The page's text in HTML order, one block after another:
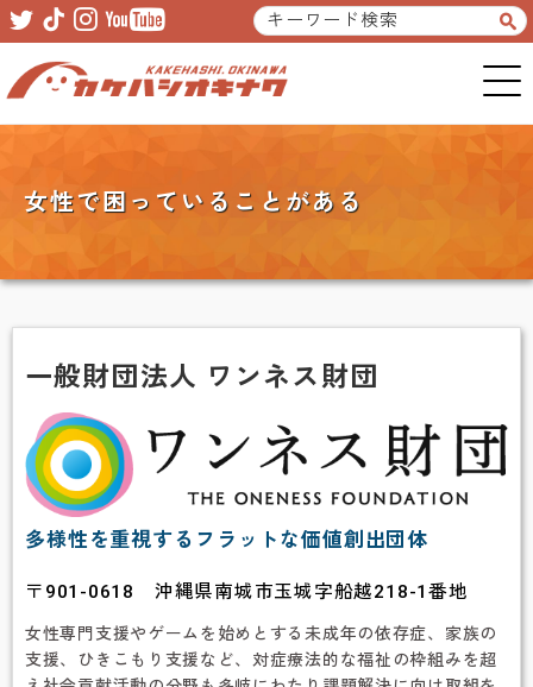
Skip
to
primary
Skip
to
main
女性で困っていることがある
一般財団法人 ワンネス財団
多様性を重視するフラットな価値創出団体
〒901-0618 沖縄県南城市玉城字船越218-1番地
女性専門支援やゲームを始めとする未成年の依存症、家族の
支援、ひきこもり支援など、対症療法的な福祉の枠組みを超